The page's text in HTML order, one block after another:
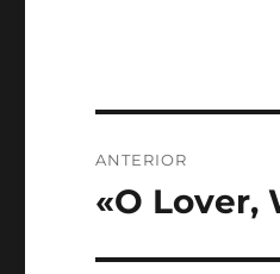
de
ANTERIOR
Entrada
«O Lover,